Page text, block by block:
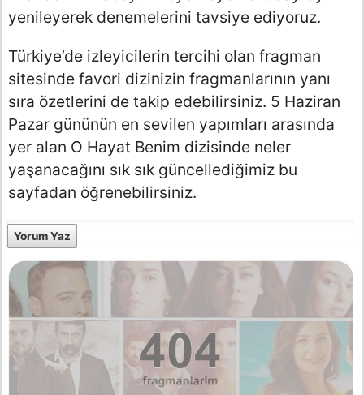
yenileyerek denemelerini tavsiye ediyoruz.
Türkiye’de izleyicilerin tercihi olan fragman
sitesinde favori dizinizin fragmanlarının yanı
sıra özetlerini de takip edebilirsiniz. 5 Haziran
Pazar gününün en sevilen yapımları arasında
yer alan O Hayat Benim dizisinde neler
yaşanacağını sık sık güncellediğimiz bu
sayfadan öğrenebilirsiniz.
Yorum Yaz